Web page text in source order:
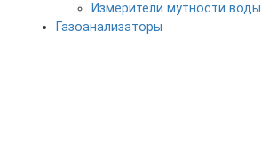
Измерители мутности воды
Газоанализаторы